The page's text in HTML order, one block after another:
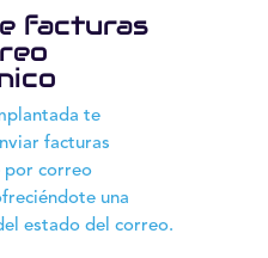
facturas
te
facturas
por correo
una
estado del correo.